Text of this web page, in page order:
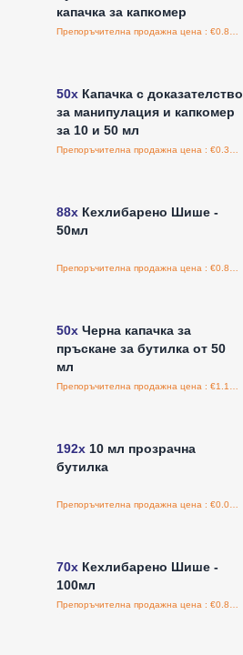
капачка за капкомер
50x Капачка с доказателство
за манипулация и капкомер
за 10 и 50 мл
88x Кехлибарено Шише -
50мл
50x Черна капачка за
пръскане за бутилка от 50
мл
192x 10 мл прозрачна
бутилка
70x Кехлибарено Шише -
100мл